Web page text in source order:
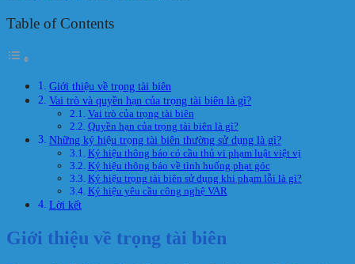
Table of Contents
Giới thiệu về trọng tài biên
Vai trò và quyền hạn của trọng tài biên là gì?
Vai trò của trọng tài biên
Quyền hạn của trọng tài biên là gì?
Những ký hiệu trọng tài biên thường sử dụng là gì?
Ký hiệu thông báo có cầu thủ vi phạm luật việt vị
Ký hiệu thông báo về tình huống phạt góc
Ký hiệu trọng tài biên sử dụng khi phạm lỗi là gì?
Ký hiệu yêu cầu công nghệ VAR
Lời kết
Giới thiệu về trọng tài biên